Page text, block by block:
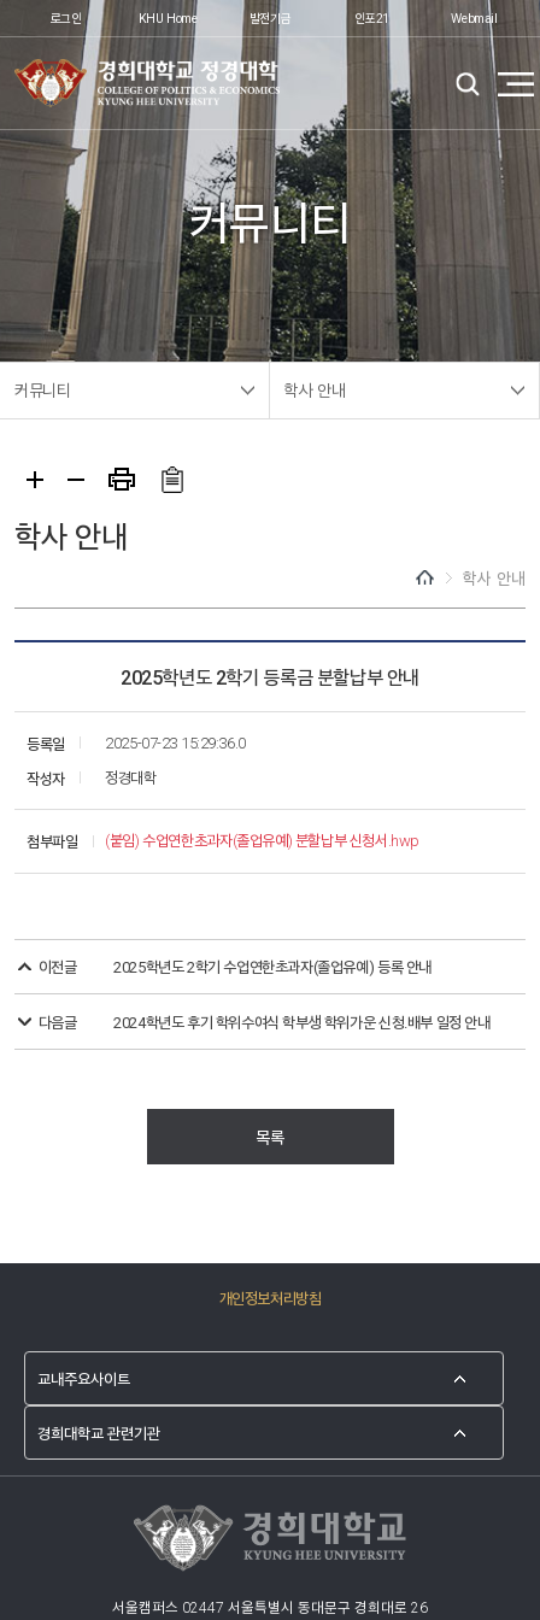
로그인 KHU Home 발전기금 인포21 Webmail
커뮤니티
커뮤니티 학사 안내
학사 안내
학사 안내
2025학년도 2학기 등록금 분할납부 안내
등록일
2025-07-23 15:29:36.0
작성자
정경대학
첨부파일 (붙임) 수업연한초과자(졸업유예) 분할납부 신청서.hwp
이전글 2025학년도 2학기 수업연한초과자(졸업유예) 등록 안내
다음글 2024학년도 후기 학위수여식 학부생 학위가운 신청.배부 일정 안내
목록
개인정보처리방침
서울캠퍼스 02447 서울특별시 동대문구 경희대로 26